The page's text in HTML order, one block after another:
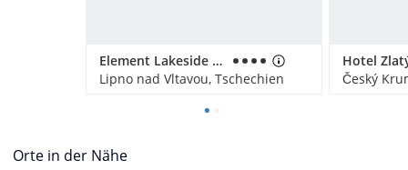
Element Lakeside Apartments
Lipno nad Vltavou, Tschechien
Hotel
Orte in der Nähe